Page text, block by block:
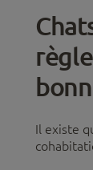
Il existe